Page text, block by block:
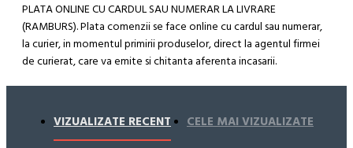
PLATA ONLINE CU CARDUL SAU NUMERAR LA LIVRARE
(RAMBURS). Plata comenzii se face online cu cardul sau numerar,
la curier, in momentul primirii produselor, direct la agentul firmei
de curierat, care va emite si chitanta aferenta incasarii.
Cum se face livrarea produselor:
Livrarea comenzii la adresa indicata de dvs. si este asigurata de
compania de curierat, care va livreaza comanda în decursul a 24-
VIZUALIZATE RECENT CELE MAI VIZUALIZATE